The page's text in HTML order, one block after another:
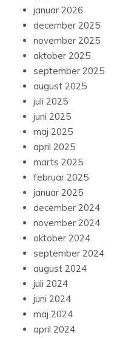
januar 2026
december 2025
november 2025
oktober 2025
september 2025
august 2025
juli 2025
juni 2025
maj 2025
april 2025
marts 2025
februar 2025
januar 2025
december 2024
november 2024
oktober 2024
september 2024
august 2024
juli 2024
juni 2024
maj 2024
april 2024